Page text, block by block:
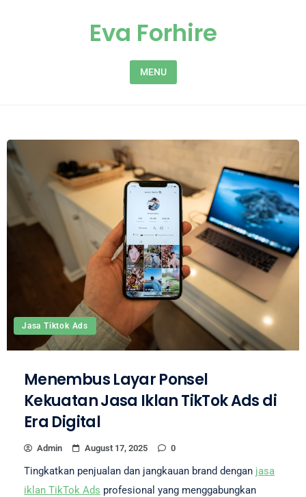
Eva Forhire
MENU
Jasa Tiktok Ads
Menembus Layar Ponsel
Kekuatan Jasa Iklan TikTok Ads di
Era Digital
Admin August 17, 2025 0
Tingkatkan penjualan dan jangkauan brand dengan jasa
iklan TikTok Ads profesional yang menggabungkan